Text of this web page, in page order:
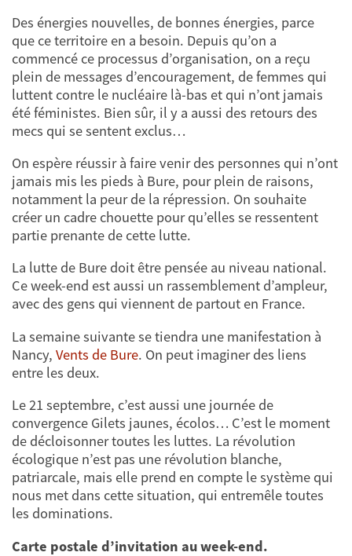
Des énergies nouvelles, de bonnes énergies, parce
que ce territoire en a besoin. Depuis qu’on a
commencé ce processus d’organisation, on a reçu
plein de messages d’encouragement, de femmes qui
luttent contre le nucléaire là-bas et qui n’ont jamais
été féministes. Bien sûr, il y a aussi des retours des
mecs qui se sentent exclus…
On espère réussir à faire venir des personnes qui n’ont
jamais mis les pieds à Bure, pour plein de raisons,
notamment la peur de la répression. On souhaite
créer un cadre chouette pour qu’elles se ressentent
partie prenante de cette lutte.
La lutte de Bure doit être pensée au niveau national.
Ce week-end est aussi un rassemblement d’ampleur,
avec des gens qui viennent de partout en France.
La semaine suivante se tiendra une manifestation à
Nancy, Vents de Bure. On peut imaginer des liens
entre les deux.
Le 21 septembre, c’est aussi une journée de
convergence Gilets jaunes, écolos… C’est le moment
de décloisonner toutes les luttes. La révolution
écologique n’est pas une révolution blanche,
patriarcale, mais elle prend en compte le système qui
nous met dans cette situation, qui entremêle toutes
les dominations.
Carte postale d’invitation au week-end.